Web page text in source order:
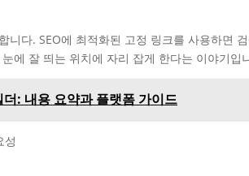
니다. SEO에 최적화된 고정 링크를 사용하면
에 잘 띄는 위치에 자리 잡게 한다는 이야기입
: 내용 요약과 플랫폼 가이드